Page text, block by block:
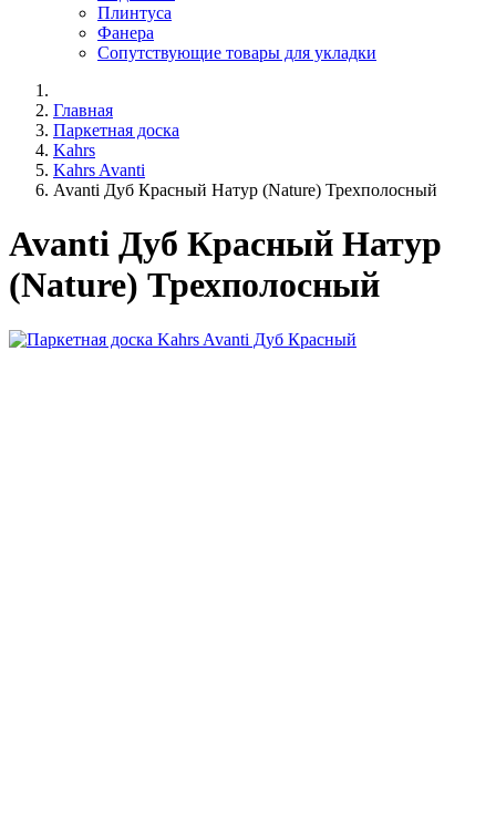
Плинтуса
Фанера
Сопутствующие товары для укладки
Главная
Паркетная доска
Kahrs
Kahrs Avanti
Avanti Дуб Красный Натур (Nature) Трехполосный
Avanti Дуб Красный Натур
(Nature) Трехполосный